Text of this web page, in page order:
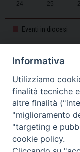
24 25
Eventi in diocesi
Informativa
Utilizziamo
finalità tecniche
altre finalità
"miglioramento
"targeting e
cookie policy.